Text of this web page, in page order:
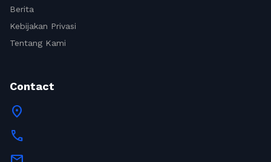
Berita
Kebijakan Privasi
Tentang Kami
Contact
location_on
call